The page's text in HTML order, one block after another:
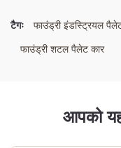
फाउंड्री टिकाऊ पैलेट कारें
टैगः फाउंड्री इंडस्ट्रियल
फाउंड्री शटल पैलेट कार
आपको